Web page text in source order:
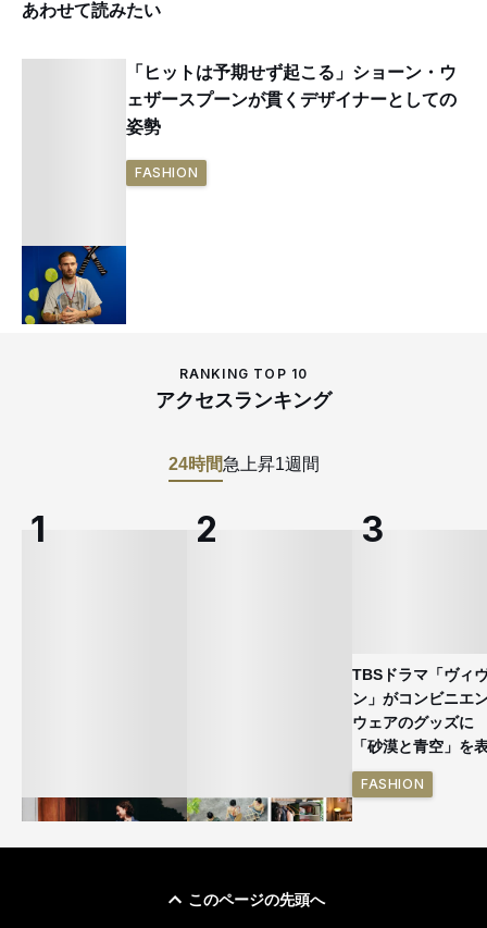
あわせて読みたい
「ヒットは予期せず起こる」ショーン・ウ
ェザースプーンが貫くデザイナーとしての
姿勢
FASHION
RANKING TOP 10
アクセスランキング
24時間急上昇1週間
TBSドラマ「ヴィ
ン」がコンビニエ
ウェアのグッズ
「砂漠と青空」を
FASHION
このページの先頭へ